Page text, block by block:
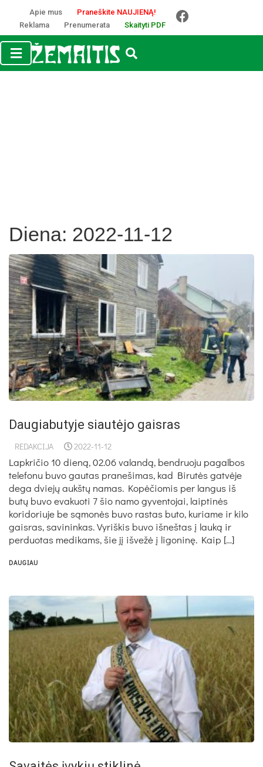
Apie mus
Praneškite NAUJIENĄ!
Reklama
Prenumerata Skaityti PDF
Diena: 2022-11-12
Daugiabutyje siautėjo gaisras
REDAKCIJA 2022-11-12
Lapkričio 10 dieną, 02.06 valandą, bendruoju pagalbos
telefonu buvo gautas pranešimas, kad Birutės gatvėje
dega dviejų aukštų namas. Kopėčiomis per langus iš
butų buvo evakuoti 7 šio namo gyventojai, laiptinės
koridoriuje be sąmonės buvo rastas buto, kuriame ir kilo
gaisras, savininkas. Vyriškis buvo išneštas į lauką ir
perduotas medikams, šie jį išvežė į ligoninę. Kaip […]
DAUGIAU